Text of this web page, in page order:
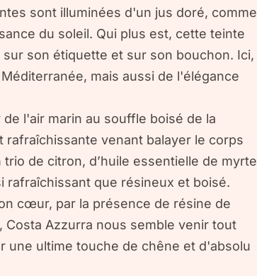
sont illuminées d'un jus doré, comme
du soleil. Qui plus est, cette teinte
son étiquette et sur son bouchon. Ici,
mais aussi de l'élégance
l'air marin au souffle boisé de la
rafraîchissante venant balayer le corps
de citron, d’huile essentielle de myrte
rafraîchissant que résineux et boisé.
cœur, par la présence de résine de
Azzurra nous semble venir tout
une ultime touche de chêne et d'absolu